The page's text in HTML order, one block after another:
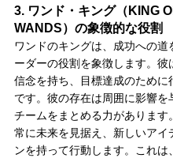
3. ワンド・キング（KING
WANDS）の象徴的な役割
ワンドのキングは、成功への道
ーダーの役割を象徴します。彼
信念を持ち、目標達成のために
です。彼の存在は周囲に影響を
チームをまとめる力があります
常に未来を見据え、新しいアイ
ンを持って行動します。これは